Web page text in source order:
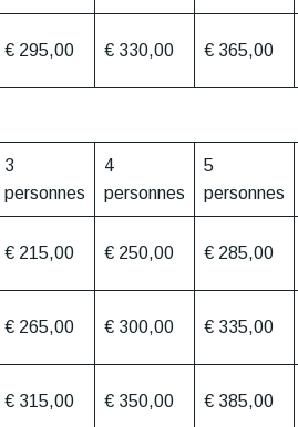
€ 295,00 € 330,00 € 365,00
3
personnes
4
personnes
5
personnes
€ 215,00 € 250,00 € 285,00
€ 265,00 € 300,00 € 335,00
€ 315,00 € 350,00 € 385,00